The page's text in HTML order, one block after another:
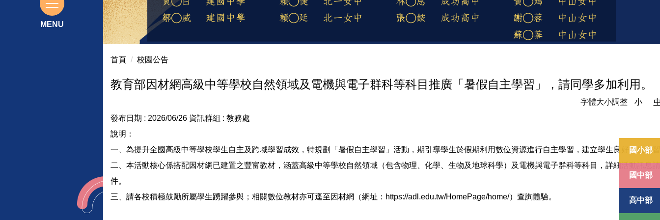
國小部
國中部
高中部
115基北區免試入學前三志願榜單
首頁 校園公告
教育部因材網高級中等學校自然領域及電機與電子群科等科目推廣「暑假自主學習」，請同學多加利用。
字體大小調整 小
發布日期 : 2026/06/26 資訊群組 : 教務處
說明：
一、為提升全國高級中等學校學生自主及跨域學習成效，特規劃「暑假自主學習」活動，期引導學生於假期利用數位資源進行自主學習，建立學生良好數位學
二、本活動核心係搭配因材網已建置之豐富教材，涵蓋高級中等學校自然領域（包含物理、化學、生物及地球科學）及電機與電子群科等科目，詳細活動訊息
件。
三、請各校積極鼓勵所屬學生踴躍參與；相關數位教材亦可逕至因材網（網址：https://adl.edu.tw/HomePage/home/）查詢體驗。